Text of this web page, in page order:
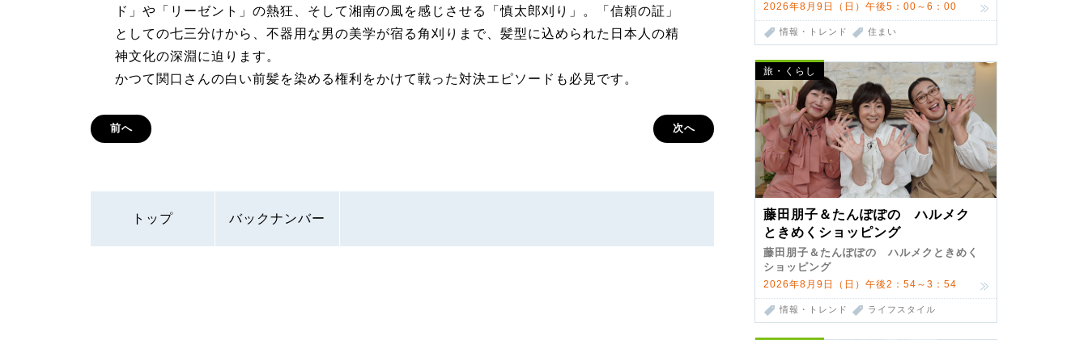
2026年8月9日（日）午後5：00～6：00
情報・トレンド 住まい
旅・くらし
藤田朋子＆たんぽぽの ハルメク
ときめくショッピング
藤田朋子＆たんぽぽの ハルメクときめく
ショッピング
2026年8月9日（日）午後2：54～3：54
情報・トレンド ライフスタイル
ド」や「リーゼント」の熱狂、そして湘南の風を感じさせる「慎太郎刈り」。「信頼の証」
としての七三分けから、不器用な男の美学が宿る角刈りまで、髪型に込められた日本人の精
神文化の深淵に迫ります。
かつて関口さんの白い前髪を染める権利をかけて戦った対決エピソードも必見です。
前へ 次へ
トップ バックナンバー